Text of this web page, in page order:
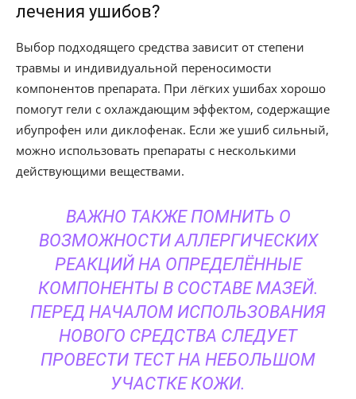
лечения ушибов?
Выбор подходящего средства зависит от степени
травмы и индивидуальной переносимости
компонентов препарата. При лёгких ушибах хорошо
помогут гели с охлаждающим эффектом, содержащие
ибупрофен или диклофенак. Если же ушиб сильный,
можно использовать препараты с несколькими
действующими веществами.
ВАЖНО ТАКЖЕ ПОМНИТЬ О
ВОЗМОЖНОСТИ АЛЛЕРГИЧЕСКИХ
РЕАКЦИЙ НА ОПРЕДЕЛЁННЫЕ
КОМПОНЕНТЫ В СОСТАВЕ МАЗЕЙ.
ПЕРЕД НАЧАЛОМ ИСПОЛЬЗОВАНИЯ
НОВОГО СРЕДСТВА СЛЕДУЕТ
ПРОВЕСТИ ТЕСТ НА НЕБОЛЬШОМ
УЧАСТКЕ КОЖИ.